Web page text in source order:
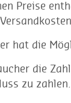
Preise
hat die
die
zu zahlen.